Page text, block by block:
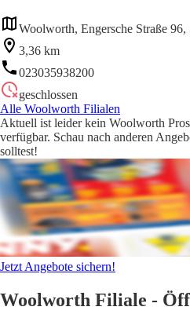
Woolworth, Engersche Straße
3,36 km
023035938200
geschlossen
Alle Woolworth Filialen
Aktuell ist leider kein Woolworth
verfügbar. Schau nach anderen
solltest!
Jetzt Angebote sichern!
Woolworth Filiale -